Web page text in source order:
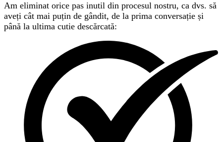
Am eliminat orice pas inutil din procesul nostru, ca dvs. să
aveți cât mai puțin de gândit, de la prima conversație și
până la ultima cutie descărcată: